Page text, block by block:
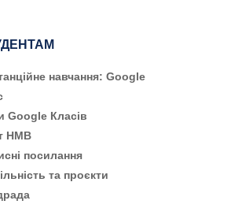
навчання: Google
Google Класів
НМВ
посилання
та проєкти